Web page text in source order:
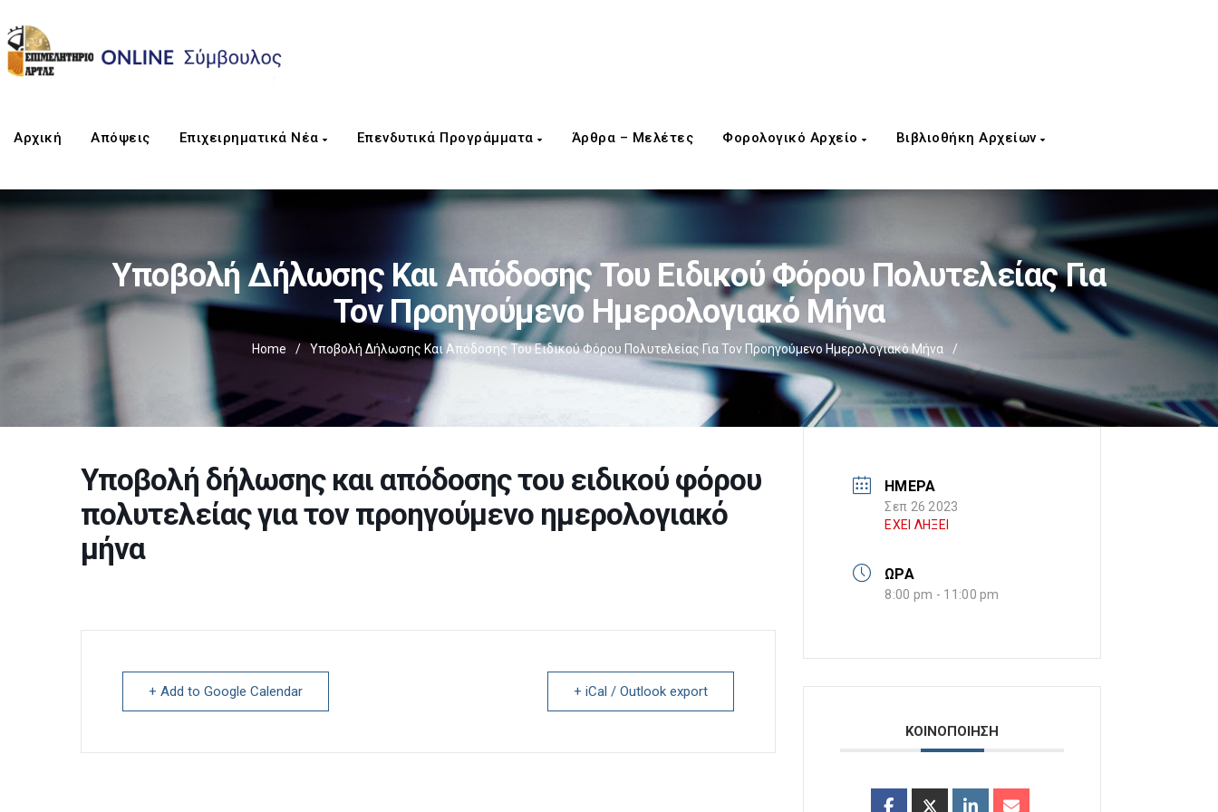
Αρχική Απόψεις Επιχειρηματικά Νέα Επενδυτικά Προγράμματα Άρθρα – Μελέτες Φορολογικό Αρχείο Βιβλιοθήκη Αρχείων
Υποβολή Δήλωσης Και Απόδοσης Του Ειδικού Φόρου Πολυτελείας Για
Τον Προηγούμενο Ημερολογιακό Μήνα
Home / Υποβολή Δήλωσης Και Απόδοσης Του Ειδικού Φόρου Πολυτελείας Για Τον Προηγούμενο Ημερολογιακό Μήνα /
Υποβολή δήλωσης και απόδοσης του ειδικού φόρου
πολυτελείας για τον προηγούμενο ημερολογιακό
μήνα
+ Add to Google Calendar + iCal / Outlook export
ΗΜΕΡΑ
Σεπ 26 2023
ΕΧΕΙ ΛΗΞΕΙ
ΩΡΑ
8:00 pm - 11:00 pm
ΚΟΙΝΟΠΟΙΗΣΗ